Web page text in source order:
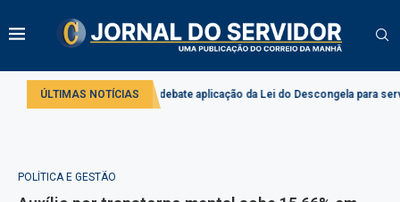
ÚLTIMAS NOTÍCIAS
Comissão debate aplicação da Lei do Descongela para servidores
POLÍTICA E GESTÃO